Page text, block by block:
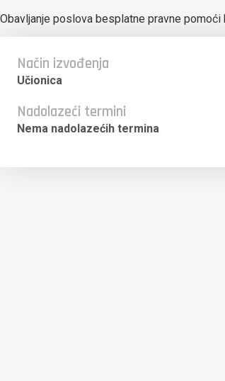
Obavljanje poslova besplatne pravne
Način izvođenja
Učionica
Nadolazeći termini
Nema nadolazećih termina